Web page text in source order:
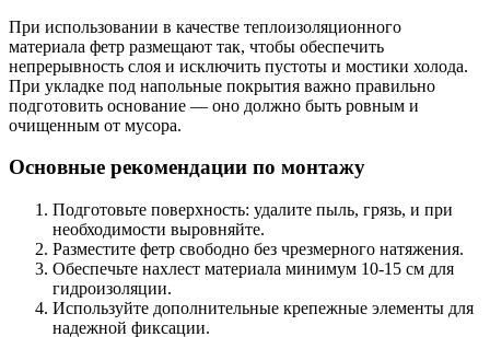
При использовании в качестве теплоизоляционного
материала фетр размещают так, чтобы обеспечить
непрерывность слоя и исключить пустоты и мостики холода.
При укладке под напольные покрытия важно правильно
подготовить основание — оно должно быть ровным и
очищенным от мусора.
Основные рекомендации по монтажу
Подготовьте поверхность: удалите пыль, грязь, и при
необходимости выровняйте.
Разместите фетр свободно без чрезмерного натяжения.
Обеспечьте нахлест материала минимум 10-15 см для
гидроизоляции.
Используйте дополнительные крепежные элементы для
надежной фиксации.